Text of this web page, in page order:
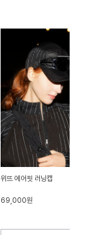
위뜨 에어핏 러닝캡
69,000원